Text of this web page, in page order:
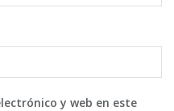
y web en este